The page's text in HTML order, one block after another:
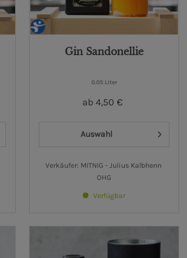
Gin Sandonellie
0.05 Liter
ab 4,50 €
Auswahl
Verkäufer: MITNIG - Julius Kalbhenn
OHG
Verfügbar